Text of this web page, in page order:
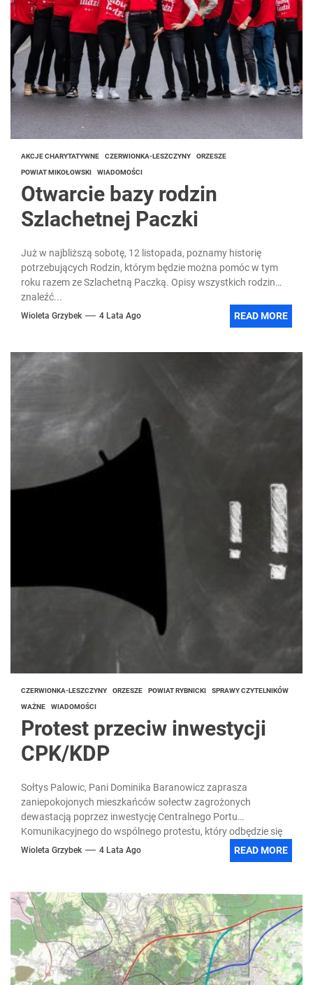
AKCJE CHARYTATYWNE CZERWIONKA-LESZCZYNY ORZESZE
POWIAT MIKOŁOWSKI WIADOMOŚCI
Otwarcie bazy rodzin
Szlachetnej Paczki
Już w najbliższą sobotę, 12 listopada, poznamy historię
potrzebujących Rodzin, którym będzie można pomóc w tym
roku razem ze Szlachetną Paczką. Opisy wszystkich rodzin
znaleźć...
Wioleta Grzybek 4 Lata Ago READ MORE
CZERWIONKA-LESZCZYNY ORZESZE POWIAT RYBNICKI SPRAWY CZYTELNIKÓW
WAŻNE WIADOMOŚCI
Protest przeciw inwestycji
CPK/KDP
Sołtys Palowic, Pani Dominika Baranowicz zaprasza
zaniepokojonych mieszkańców sołectw zagrożonych
dewastacją poprzez inwestycję Centralnego Portu
Komunikacyjnego do wspólnego protestu, który odbędzie się
18 sierpnia. Poniżej...
Wioleta Grzybek 4 Lata Ago READ MORE